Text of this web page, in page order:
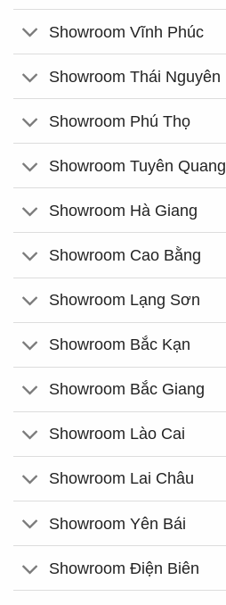
Showroom Vĩnh Phúc
Showroom Thái Nguyên
Showroom Phú Thọ
Showroom Tuyên Quang
Showroom Hà Giang
Showroom Cao Bằng
Showroom Lạng Sơn
Showroom Bắc Kạn
Showroom Bắc Giang
Showroom Lào Cai
Showroom Lai Châu
Showroom Yên Bái
Showroom Điện Biên